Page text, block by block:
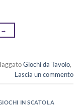
→
Giochi da Tavolo,
Lascia un commento
IN SCATOLA